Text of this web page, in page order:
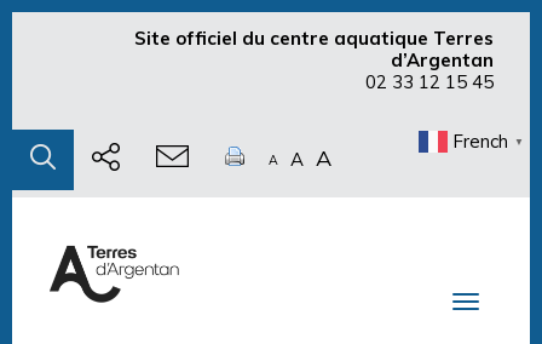
Site officiel du centre aquatique Terres
d’Argentan
02 33 12 15 45
A A A
French ▼
Toggle